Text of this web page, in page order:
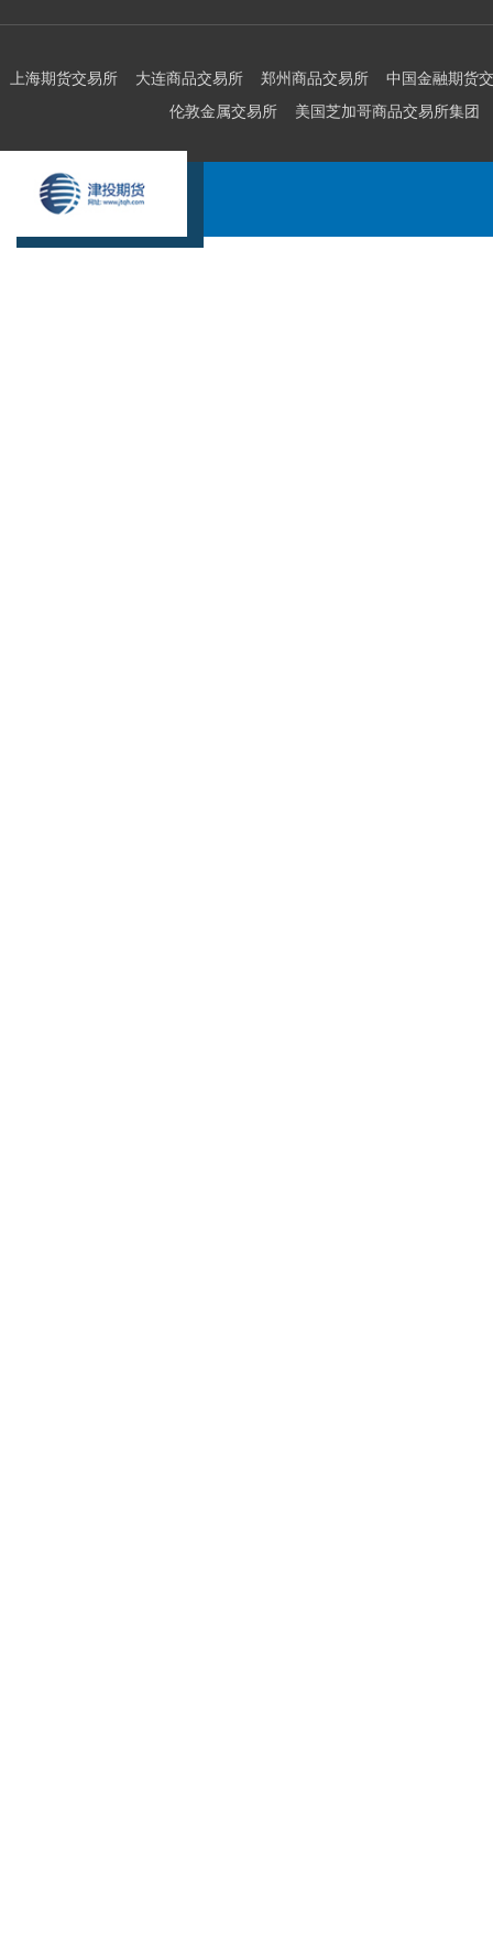
上海期货交易所 大连商品交易所 郑州商品交易所
中国金融期货
伦敦金属交易所
美国芝加哥商品交易所集团